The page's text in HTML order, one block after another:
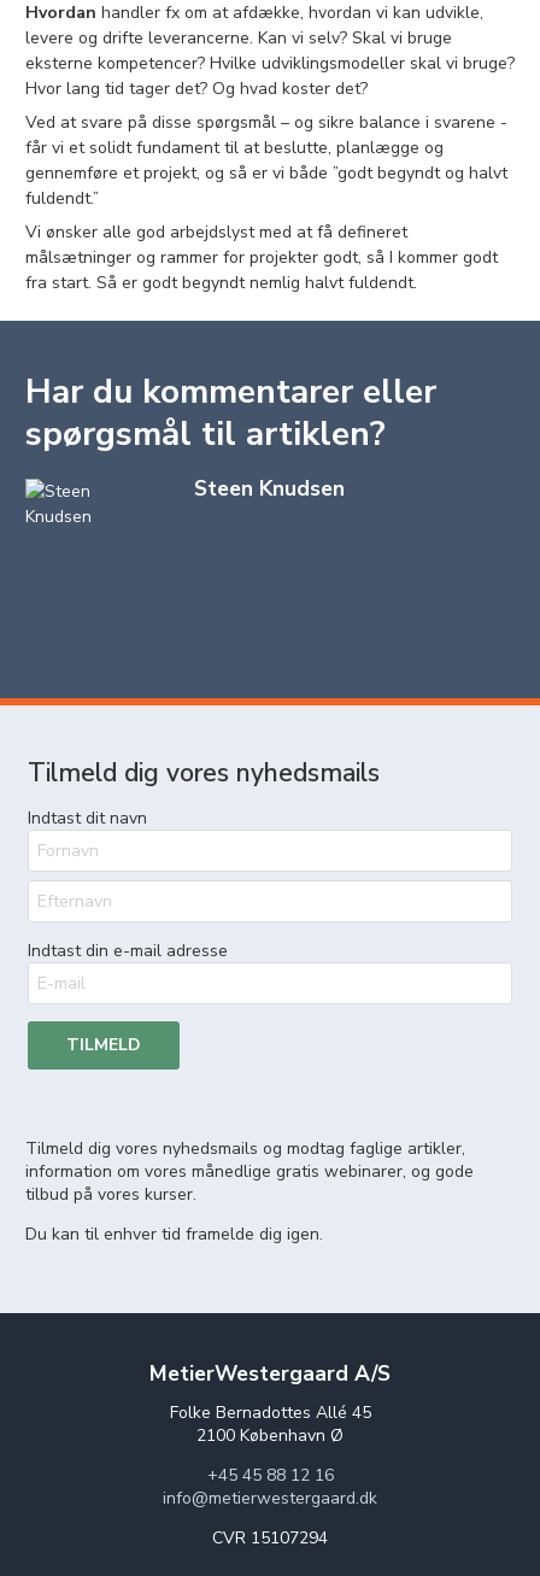
Hvordan handler fx om at afdække, hvordan vi kan udvikle,
levere og drifte leverancerne. Kan vi selv? Skal vi bruge
eksterne kompetencer? Hvilke udviklingsmodeller skal vi bruge?
Hvor lang tid tager det? Og hvad koster det?
Ved at svare på disse spørgsmål – og sikre balance i svarene -
får vi et solidt fundament til at beslutte, planlægge og
gennemføre et projekt, og så er vi både ”godt begyndt og halvt
fuldendt.”
Vi ønsker alle god arbejdslyst med at få defineret
målsætninger og rammer for projekter godt, så I kommer godt
fra start. Så er godt begyndt nemlig halvt fuldendt.
Har du kommentarer eller
spørgsmål til artiklen?
Steen Knudsen
Tilmeld dig vores nyhedsmails
Indtast dit navn
Indtast din e-mail adresse
TILMELD
Tilmeld dig vores nyhedsmails og modtag faglige artikler,
information om vores månedlige gratis webinarer, og gode
tilbud på vores kurser.
Du kan til enhver tid framelde dig igen.
MetierWestergaard A/S
Folke Bernadottes Allé 45
2100 København Ø
+45 45 88 12 16
info@metierwestergaard.dk
CVR 15107294